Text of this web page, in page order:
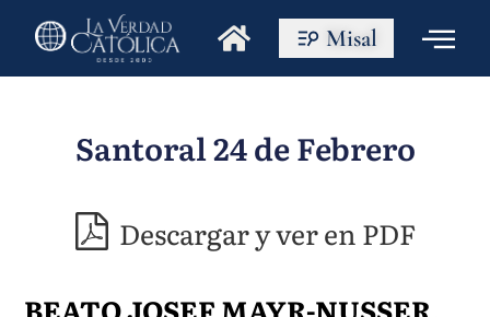
Misal
Santoral 24 de Febrero
Descargar y ver en PDF